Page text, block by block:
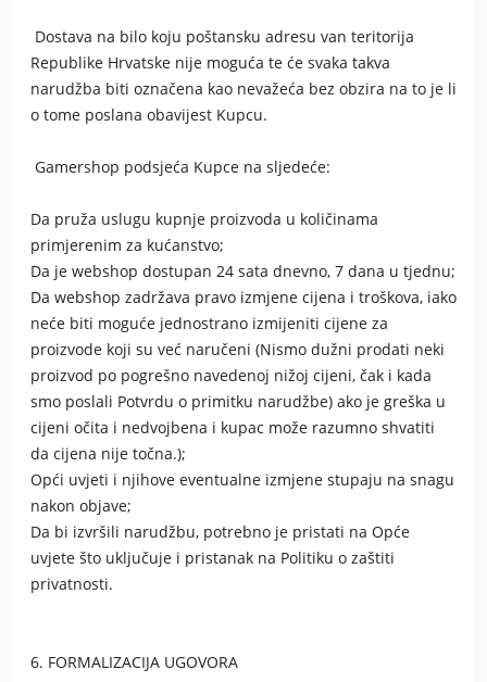
Dostava na bilo koju poštansku adresu van teritorija
Republike Hrvatske nije moguća te će svaka takva
narudžba biti označena kao nevažeća bez obzira na to je li
o tome poslana obavijest Kupcu.
Gamershop podsjeća Kupce na sljedeće:
Da pruža uslugu kupnje proizvoda u količinama
primjerenim za kućanstvo;
Da je webshop dostupan 24 sata dnevno, 7 dana u tjednu;
Da webshop zadržava pravo izmjene cijena i troškova, iako
neće biti moguće jednostrano izmijeniti cijene za
proizvode koji su već naručeni (Nismo dužni prodati neki
proizvod po pogrešno navedenoj nižoj cijeni, čak i kada
smo poslali Potvrdu o primitku narudžbe) ako je greška u
cijeni očita i nedvojbena i kupac može razumno shvatiti
da cijena nije točna.);
Opći uvjeti i njihove eventualne izmjene stupaju na snagu
nakon objave;
Da bi izvršili narudžbu, potrebno je pristati na Opće
uvjete što uključuje i pristanak na Politiku o zaštiti
privatnosti.
6. FORMALIZACIJA UGOVORA